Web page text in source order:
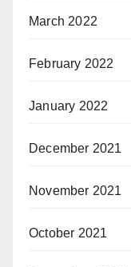
March 2022
February 2022
January 2022
December 2021
November 2021
October 2021